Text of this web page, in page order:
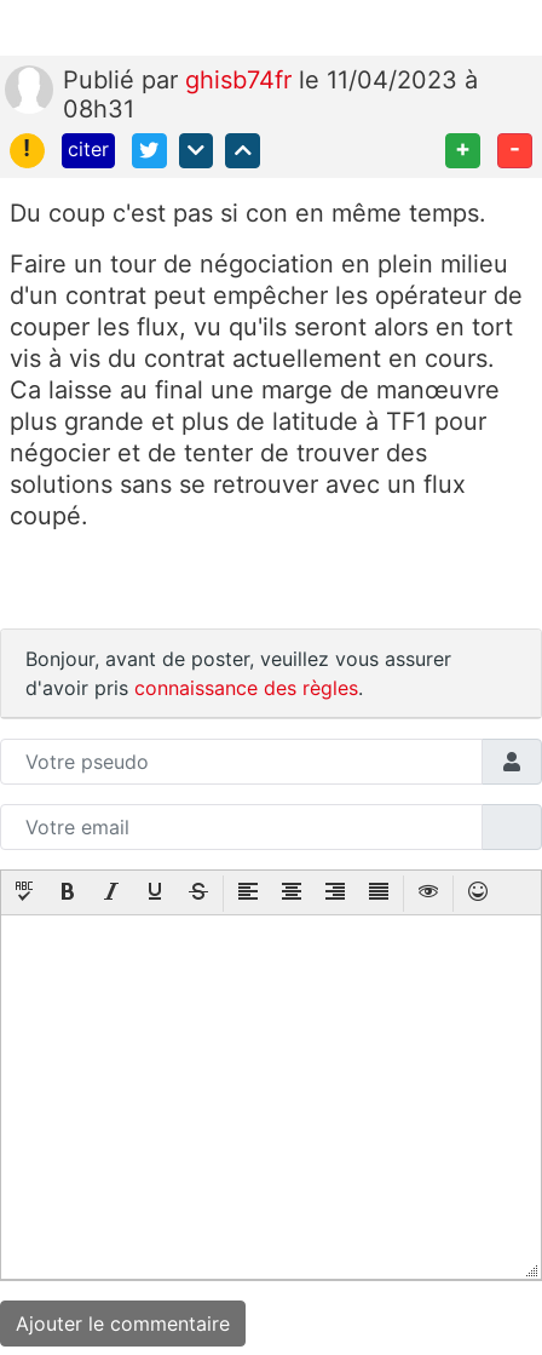
Publié par ghisb74fr le 11/04/2023 à
08h31
!
citer + -
Du coup c'est pas si con en même temps.
Faire un tour de négociation en plein milieu
d'un contrat peut empêcher les opérateur de
couper les flux, vu qu'ils seront alors en tort
vis à vis du contrat actuellement en cours.
Ca laisse au final une marge de manœuvre
plus grande et plus de latitude à TF1 pour
négocier et de tenter de trouver des
solutions sans se retrouver avec un flux
coupé.
Bonjour, avant de poster, veuillez vous assurer
d'avoir pris connaissance des règles.